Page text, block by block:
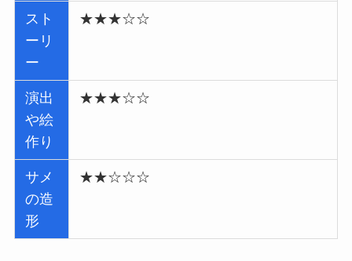
スト
ーリ
ー
★★★☆☆
演出
や絵
作り
★★★☆☆
サメ
の造
形
★★☆☆☆